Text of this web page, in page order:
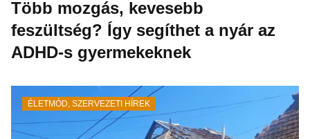
Több mozgás, kevesebb
feszültség? Így segíthet a nyár az
ADHD-s gyermekeknek
ÉLETMÓD, SZERVEZETI HÍREK